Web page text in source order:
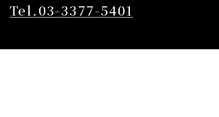
Tel.03-3377-5401